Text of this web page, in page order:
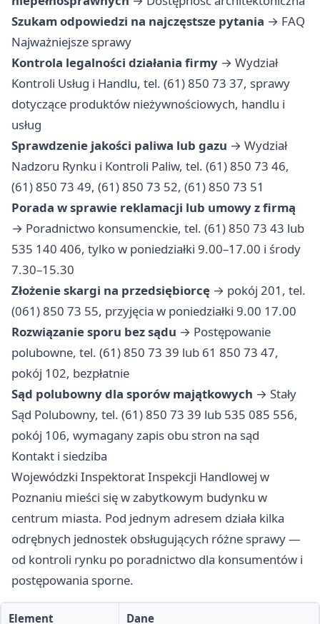
Szukam odpowiedzi na najczęstsze pytania → FAQ
Najważniejsze sprawy
Kontrola legalności działania firmy → Wydział
Kontroli Usług i Handlu, tel. (61) 850 73 37, sprawy
dotyczące produktów nieżywnościowych, handlu i
usług
Sprawdzenie jakości paliwa lub gazu → Wydział
Nadzoru Rynku i Kontroli Paliw, tel. (61) 850 73 46,
(61) 850 73 49, (61) 850 73 52, (61) 850 73 51
Porada w sprawie reklamacji lub umowy z firmą
→ Poradnictwo konsumenckie, tel. (61) 850 73 43 lub
535 140 406, tylko w poniedziałki 9.00–17.00 i środy
7.30–15.30
Złożenie skargi na przedsiębiorcę → pokój 201, tel.
(061) 850 73 55, przyjęcia w poniedziałki 9.00 17.00
Rozwiązanie sporu bez sądu → Postępowanie
polubowne, tel. (61) 850 73 39 lub 61 850 73 47,
pokój 102, bezpłatnie
Sąd polubowny dla sporów majątkowych → Stały
Sąd Polubowny, tel. (61) 850 73 39 lub 535 085 556,
pokój 106, wymagany zapis obu stron na sąd
Kontakt i siedziba
Wojewódzki Inspektorat Inspekcji Handlowej w
Poznaniu mieści się w zabytkowym budynku w
centrum miasta. Pod jednym adresem działa kilka
odrębnych jednostek obsługujących różne sprawy —
od kontroli rynku po poradnictwo dla konsumentów i
postępowania sporne.
Element Dane